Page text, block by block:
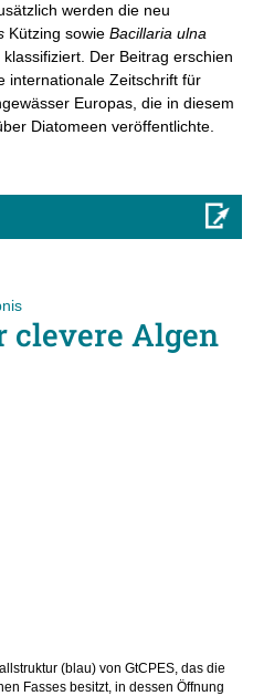
werden die neu
Kützing sowie Bacillaria ulna
Der Beitrag erschien
internationale Zeitschrift für
Europas, die in diesem
Diatomeen veröffentlichte.
clevere Algen
(blau) von GtCPES, das die
Fasses besitzt, in dessen Öffnung